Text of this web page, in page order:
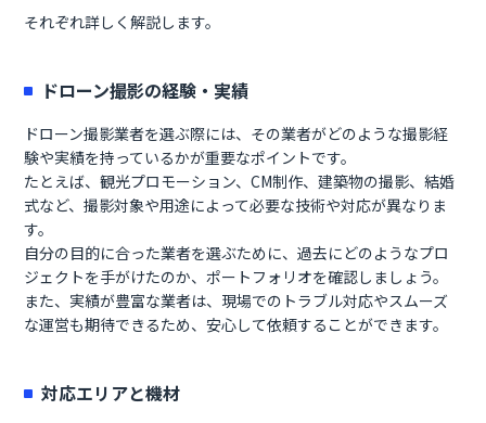
それぞれ詳しく解説します。
ドローン撮影の経験・実績
ドローン撮影業者を選ぶ際には、その業者がどのような撮影経
験や実績を持っているかが重要なポイントです。
たとえば、観光プロモーション、CM制作、建築物の撮影、結婚
式など、撮影対象や用途によって必要な技術や対応が異なりま
す。
自分の目的に合った業者を選ぶために、過去にどのようなプロ
ジェクトを手がけたのか、ポートフォリオを確認しましょう。
また、実績が豊富な業者は、現場でのトラブル対応やスムーズ
な運営も期待できるため、安心して依頼することができます。
対応エリアと機材